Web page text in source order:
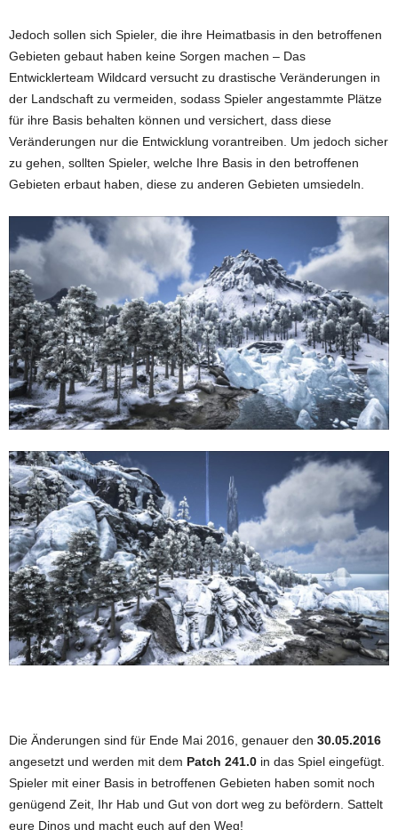
Jedoch sollen sich Spieler, die ihre Heimatbasis in den betroffenen
Gebieten gebaut haben keine Sorgen machen – Das
Entwicklerteam Wildcard versucht zu drastische Veränderungen in
der Landschaft zu vermeiden, sodass Spieler angestammte Plätze
für ihre Basis behalten können und versichert, dass diese
Veränderungen nur die Entwicklung vorantreiben. Um jedoch sicher
zu gehen, sollten Spieler, welche Ihre Basis in den betroffenen
Gebieten erbaut haben, diese zu anderen Gebieten umsiedeln.
Die Änderungen sind für Ende Mai 2016, genauer den 30.05.2016
angesetzt und werden mit dem Patch 241.0 in das Spiel eingefügt.
Spieler mit einer Basis in betroffenen Gebieten haben somit noch
genügend Zeit, Ihr Hab und Gut von dort weg zu befördern. Sattelt
eure Dinos und macht euch auf den Weg!